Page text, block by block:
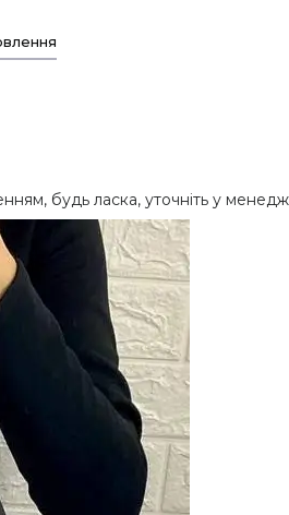
будь ласка, уточніть у